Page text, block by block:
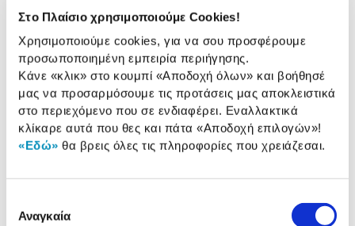
Στο Πλαίσιο χρησιμοποιούμε Cookies!
Χρησιμοποιούμε cookies, για να σου προσφέρουμε
προσωποποιημένη εμπειρία περιήγησης.
Κάνε «κλικ» στο κουμπί «Αποδοχή όλων» και βοήθησέ
μας να προσαρμόσουμε τις προτάσεις μας αποκλειστικά
στο περιεχόμενο που σε ενδιαφέρει. Εναλλακτικά
κλίκαρε αυτά που θες και πάτα «Αποδοχή επιλογών»!
«Εδώ» θα βρεις όλες τις πληροφορίες που χρειάζεσαι.
συγκατάθεσης
Αναγκαία
Πλάτος:
Αναλυτική
παρουσίαση
Αναλυτική παρουσίαση
Προδιαγραφές
Χαρακτηριστικά